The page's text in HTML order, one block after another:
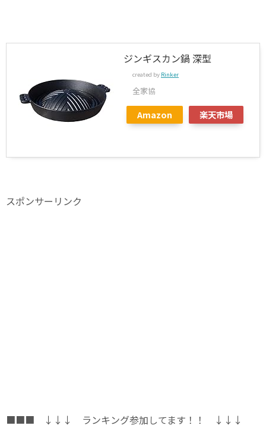
ジンギスカン鍋 深型
created by Rinker
全家協
Amazon 楽天市場
スポンサーリンク
■■■ ↓↓↓ ランキング参加してます！！ ↓↓↓